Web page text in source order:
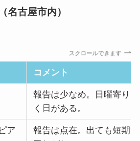
名古屋市内）
スクロールできます
コメント
報告は少なめ。日曜寄り
く日がある。
ア
報告は点在。出ても短期